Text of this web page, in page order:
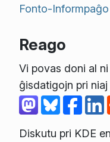
Fonto-Informpaĝo
Reago
Vi povas doni al
ĝisdatigojn pri
Diskutu pri KDE